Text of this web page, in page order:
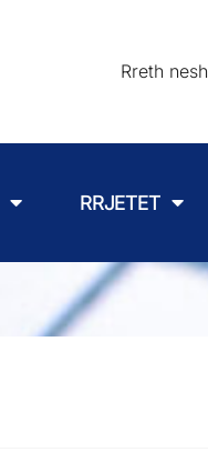
Rreth nesh
RRJETET